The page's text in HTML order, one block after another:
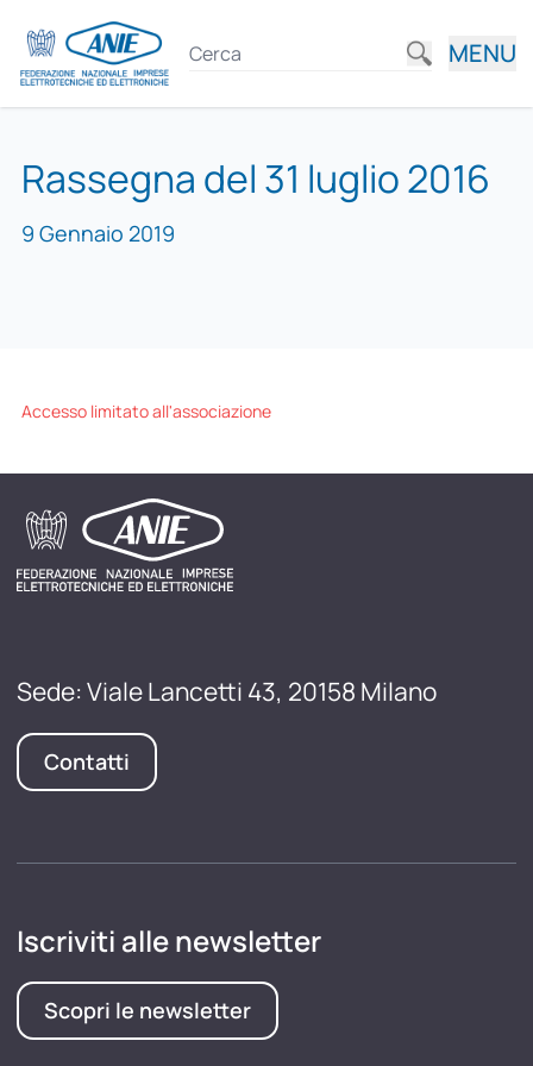
MENU
Rassegna del 31 luglio 2016
9 Gennaio 2019
Accesso limitato all'associazione
Sede: Viale Lancetti 43, 20158 Milano
Contatti
Iscriviti alle newsletter
Scopri le newsletter